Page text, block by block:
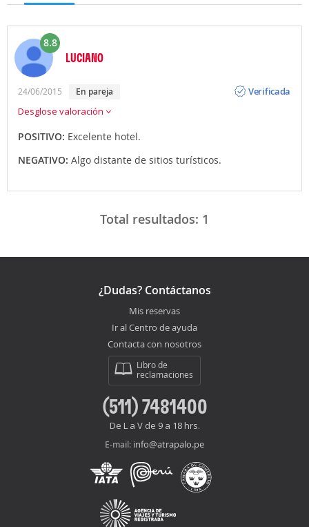
8.8
LUCIANO
24/06/2015 En pareja
Verificada
Desglose valoración
POSITIVO: Excelente hotel.
NEGATIVO: Algo distante de sitios turísticos.
Total resultados: 1
¿Dudas? Contáctanos
Mis reservas
Ir al Centro de ayuda
Contacta con nosotros
Libro de
reclamaciones
(511) 7481400
De L a V de 9 a 18 hrs.
E-mail: info@atrapalo.pe